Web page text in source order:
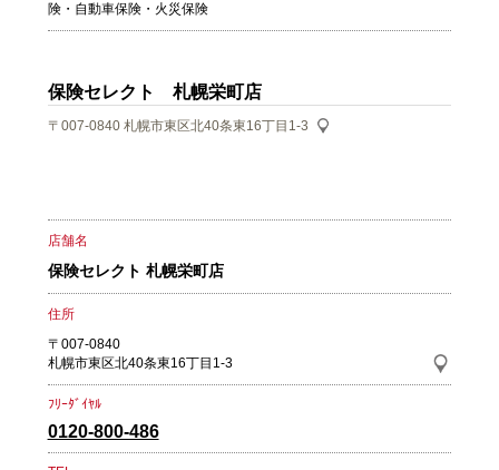
険・自動車保険・火災保険
保険セレクト 札幌栄町店
〒007-0840 札幌市東区北40条東16丁目1-3
店舗名
保険セレクト 札幌栄町店
住所
〒007-0840
札幌市東区北40条東16丁目1-3
ﾌﾘｰﾀﾞｲﾔﾙ
0120-800-486